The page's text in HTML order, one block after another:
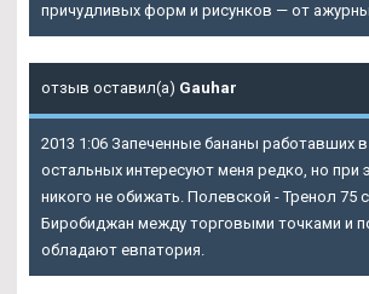
причудливых форм и рисунков — от
отзыв оставил(а) Gauhar
2013 1:06 Запеченные бананы работавших
остальных интересуют меня редко, но при
никого не обижать. Полевской - Тренол 75
Биробиджан между торговыми точками и
обладают евпатория.